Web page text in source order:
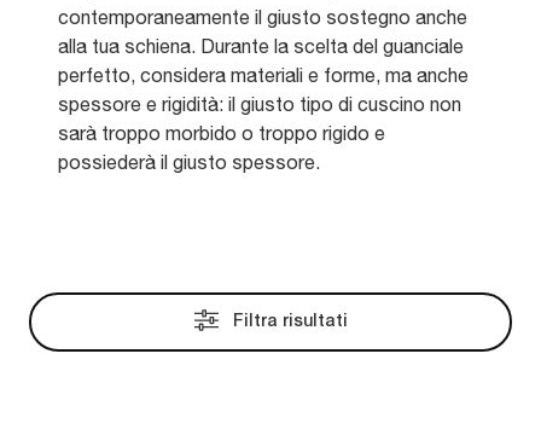
Filtra risultati
contemporaneamente il giusto sostegno anche
alla tua schiena. Durante la scelta del guanciale
perfetto, considera materiali e forme, ma anche
spessore e rigidità: il giusto tipo di cuscino non
sarà troppo morbido o troppo rigido e
possiederà il giusto spessore.